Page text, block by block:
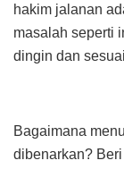
hakim jalanan
masalah seperti
dingin dan
Bagaimana
dibenarkan?